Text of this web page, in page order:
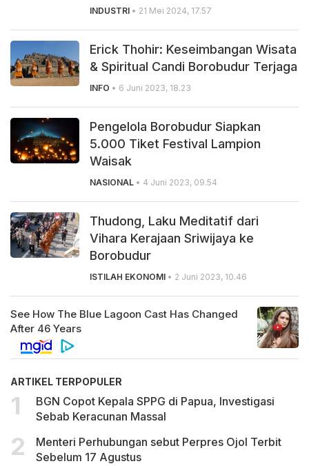
INDUSTRI • 21 Mei 2024, 17.57
Erick Thohir: Keseimbangan Wisata
& Spiritual Candi Borobudur Terjaga
INFO • 6 Juni 2023, 18.23
Pengelola Borobudur Siapkan
5.000 Tiket Festival Lampion
Waisak
NASIONAL • 4 Juni 2023, 09.54
Thudong, Laku Meditatif dari
Vihara Kerajaan Sriwijaya ke
Borobudur
ISTILAH EKONOMI • 2 Juni 2023, 10.46
ARTIKEL TERPOPULER
BGN Copot Kepala SPPG di Papua, Investigasi
Sebab Keracunan Massal
Menteri Perhubungan sebut Perpres Ojol Terbit
Sebelum 17 Agustus